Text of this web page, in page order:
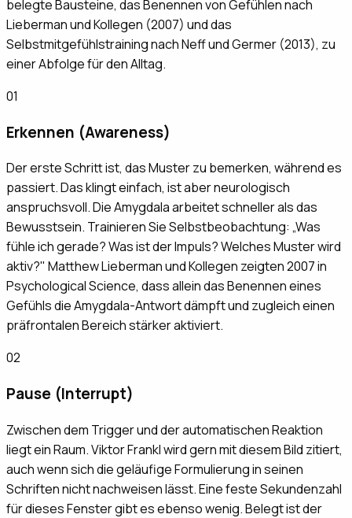
belegte Bausteine, das Benennen von Gefühlen nach
Lieberman und Kollegen (2007) und das
Selbstmitgefühlstraining nach Neff und Germer (2013), zu
einer Abfolge für den Alltag.
01
Erkennen (Awareness)
Der erste Schritt ist, das Muster zu bemerken, während es
passiert. Das klingt einfach, ist aber neurologisch
anspruchsvoll. Die Amygdala arbeitet schneller als das
Bewusstsein. Trainieren Sie Selbstbeobachtung: „Was
fühle ich gerade? Was ist der Impuls? Welches Muster wird
aktiv?" Matthew Lieberman und Kollegen zeigten 2007 in
Psychological Science, dass allein das Benennen eines
Gefühls die Amygdala-Antwort dämpft und zugleich einen
präfrontalen Bereich stärker aktiviert.
02
Pause (Interrupt)
Zwischen dem Trigger und der automatischen Reaktion
liegt ein Raum. Viktor Frankl wird gern mit diesem Bild zitiert,
auch wenn sich die geläufige Formulierung in seinen
Schriften nicht nachweisen lässt. Eine feste Sekundenzahl
für dieses Fenster gibt es ebenso wenig. Belegt ist der